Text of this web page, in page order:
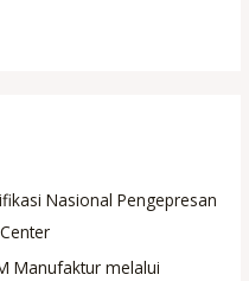
Nasional Pengepresan
Manufaktur melalui